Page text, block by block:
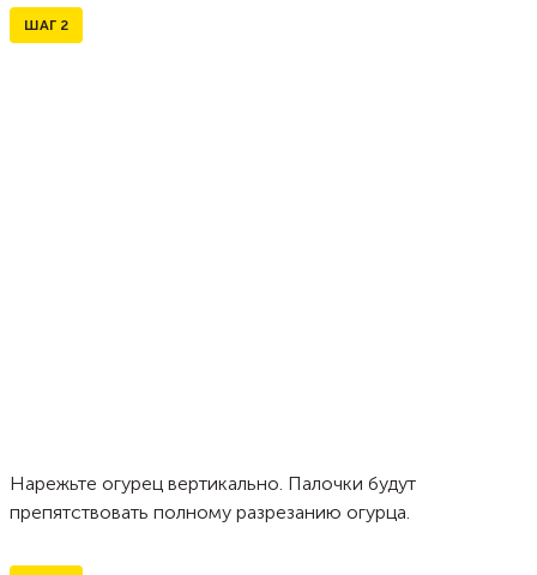
ШАГ 2
Нарежьте огурец вертикально. Палочки будут
препятствовать полному разрезанию огурца.